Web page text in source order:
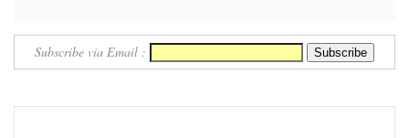
Subscribe via Email :